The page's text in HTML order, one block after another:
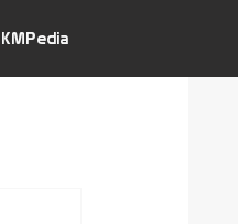
KMPedia